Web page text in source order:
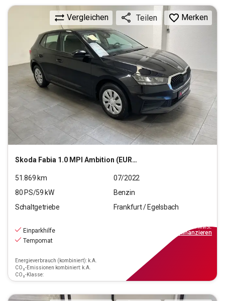
Skoda Fabia 1.0 MPI Ambition (EURO 6d)
Vergleichen Teilen Merken
51.869 km
07/2022
80 PS/59 kW
Benzin
Schaltgetriebe
Frankfurt / Egelsbach
Einparkhilfe
Tempomat
Energieverbrauch (kombiniert): k.A.
CO₂-Emissionen kombiniert: k.A.
CO₂-Klasse:
inkl.MwSt.
finanzieren